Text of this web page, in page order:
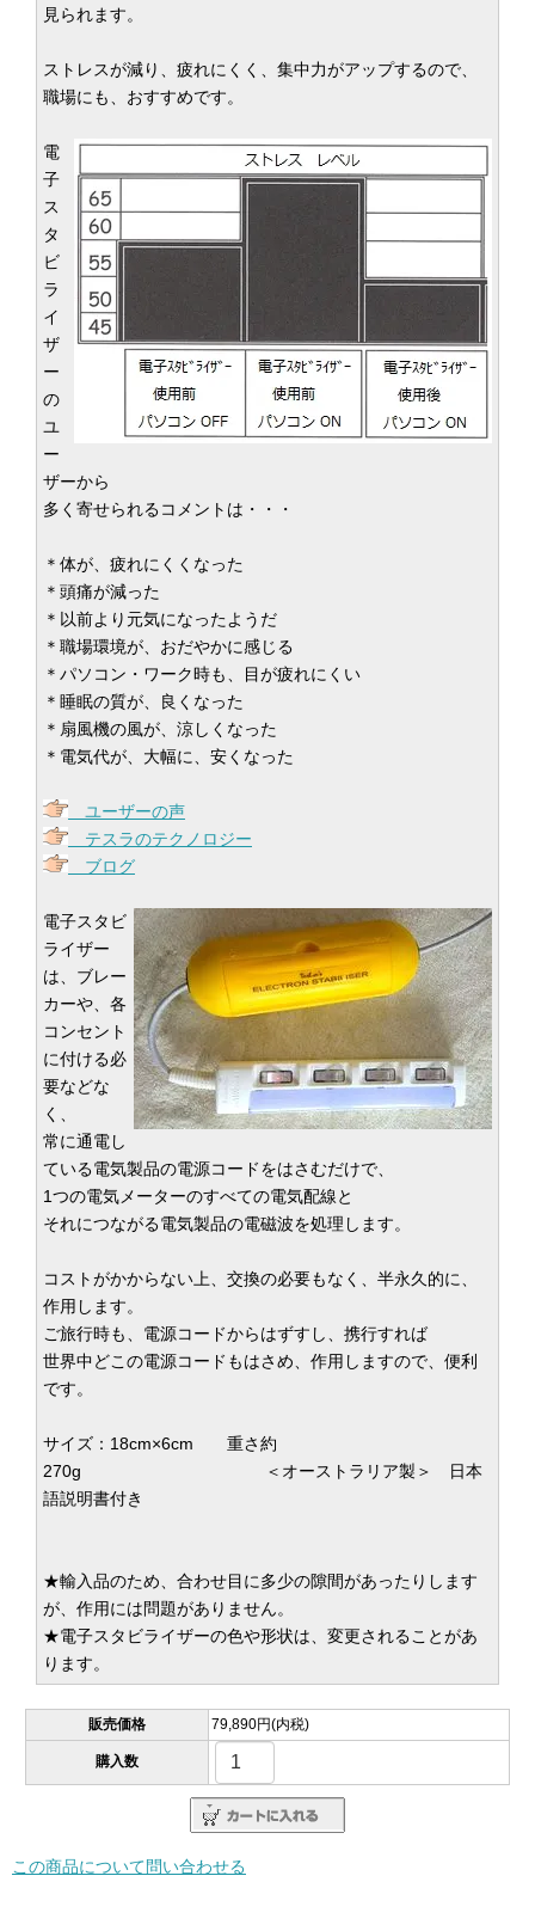
見られます。
ストレスが減り、疲れにくく、集中力がアップするので、
職場にも、おすすめです。
電
子
ス
タ
ビ
ラ
イ
ザ
ー
の
ユ
ー
ザーから
多く寄せられるコメントは・・・
＊体が、疲れにくくなった
＊頭痛が減った
＊以前より元気になったようだ
＊職場環境が、おだやかに感じる
＊パソコン・ワーク時も、目が疲れにくい
＊睡眠の質が、良くなった
＊扇風機の風が、涼しくなった
＊電気代が、大幅に、安くなった
ユーザーの声
テスラのテクノロジー
ブログ
電子スタビ
ライザー
は、ブレー
カーや、各
コンセント
に付ける必
要などな
く、
常に通電し
ている電気製品の電源コードをはさむだけで、
1つの電気メーターのすべての電気配線と
それにつながる電気製品の電磁波を処理します。
コストがかからない上、交換の必要もなく、半永久的に、
作用します。
ご旅行時も、電源コードからはずすし、携行すれば
世界中どこの電源コードもはさめ、作用しますので、便利
です。
サイズ：18cm×6cm 重さ約
270g ＜オーストラリア製＞ 日本
語説明書付き
★輸入品のため、合わせ目に多少の隙間があったりします
が、作用には問題がありません。
★電子スタビライザーの色や形状は、変更されることがあ
ります。
販売価格 79,890円(内税)
購入数
この商品について問い合わせる